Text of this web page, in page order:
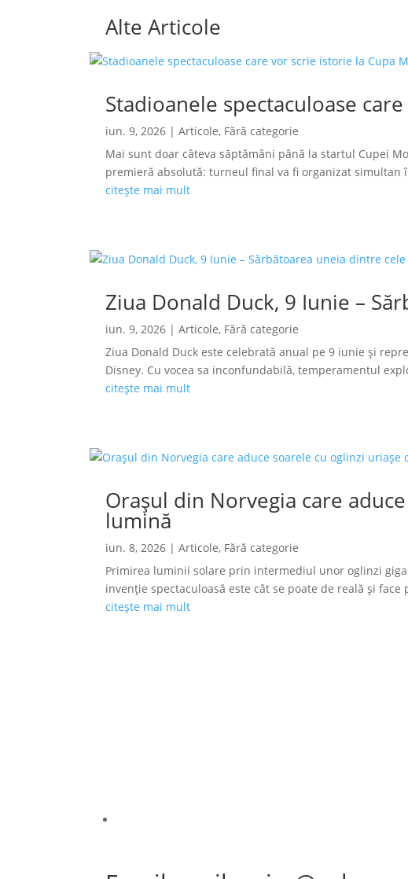
Alte Articole
Stadioanele spectaculoase
iun. 9, 2026 |Articole, Fără categorie
Mai sunt doar câteva săptămâni până la startul Cupei
premieră absolută: turneul final va fi organizat simultan
citește mai mult
Ziua Donald Duck, 9 Iunie –
iun. 9, 2026 |Articole, Fără categorie
Ziua Donald Duck este celebrată anual pe 9 iunie și
Disney. Cu vocea sa inconfundabilă, temperamentul
citește mai mult
Orașul din Norvegia care
lumină
iun. 8, 2026 |Articole, Fără categorie
Primirea luminii solare prin intermediul unor oglinzi
invenție spectaculoasă este cât se poate de reală și
citește mai mult